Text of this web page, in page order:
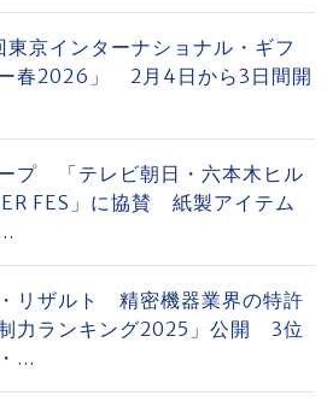
東京インターナショナル・ギフ
ー春2026」 2月4日から3日間開
プ 「テレビ朝日・六本木ヒル
FES」に協賛 紙製アイテム
リザルト 精密機器業界の特許
制力ランキング2025」公開 3位
...